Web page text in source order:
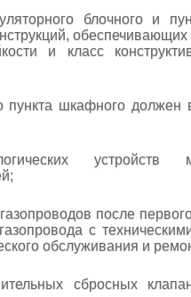
блочного и
и класс
пункта шкафного должен
устройств
после
с
обслуживания и
сбросных